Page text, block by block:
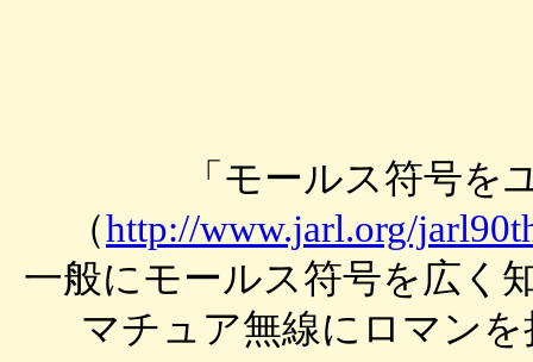
「モールス符号を
（http://www.jarl.org/
一般にモールス符号を広く
マチュア無線にロマン